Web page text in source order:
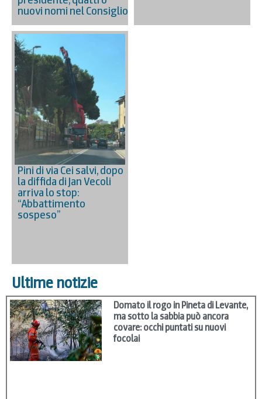
nuovi nomi nel Consiglio
Pini di via Cei salvi, dopo
la diffida di Jan Vecoli
arriva lo stop:
“Abbattimento
sospeso”
Ultime notizie
Domato il rogo in Pineta di Levante,
ma sotto la sabbia può ancora
covare: occhi puntati su nuovi
focolai